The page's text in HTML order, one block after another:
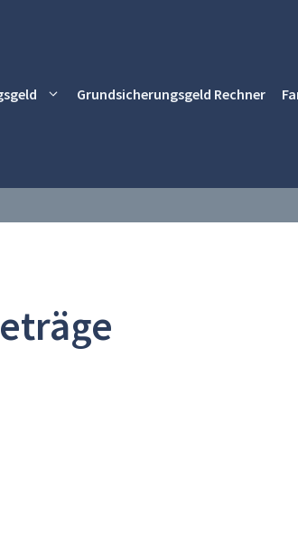
Grundsicherungsgeld Rechner